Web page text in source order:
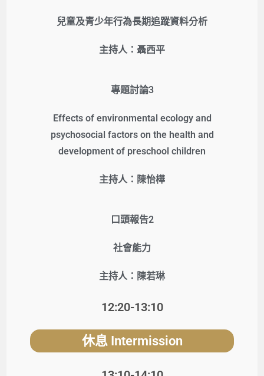
兒童及青少年行為長期追蹤資料分析
主持人：聶西平
專題討論3
Effects of environmental ecology and
psychosocial factors on the health and
development of preschool children
主持人：陳怡樺
口頭報告2
社會能力
主持人：陳若琳
12:20-13:10
休息 Intermission